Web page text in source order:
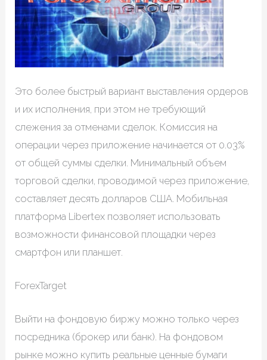
Это более быстрый вариант выставления ордеров
и их исполнения, при этом не требующий
слежения за отменами сделок. Комиссия на
операции через приложение начинается от 0.03%
от общей суммы сделки. Минимальный объем
торговой сделки, проводимой через приложение,
составляет десять долларов США. Мобильная
платформа Libertex позволяет использовать
возможности финансовой площадки через
смартфон или планшет.
ForexTarget
Выйти на фондовую биржу можно только через
посредника (брокер или банк). На фондовом
рынке можно купить реальные ценные бумаги